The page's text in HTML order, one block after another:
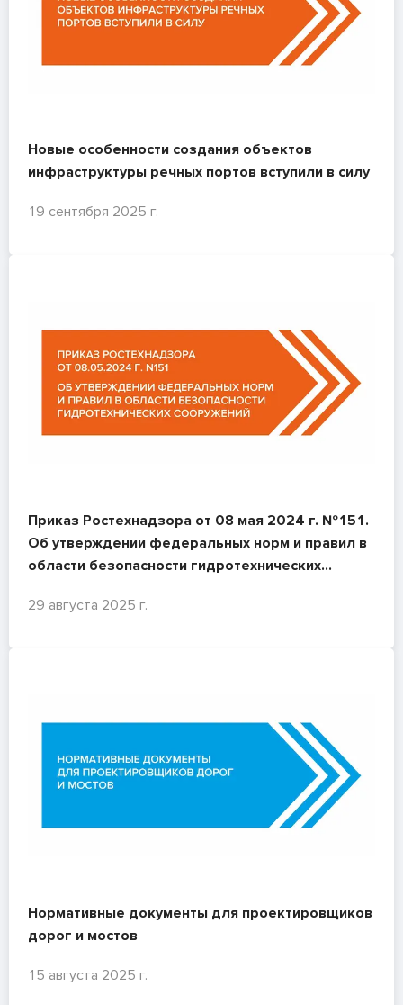
Новые особенности создания объектов
инфраструктуры речных портов вступили в силу
19 сентября 2025 г.
Приказ Ростехнадзора от 08 мая 2024 г. №151.
Об утверждении федеральных норм и правил в
области безопасности гидротехнических
безопасности гидротехнических сооружений
29 августа 2025 г.
Нормативные документы для проектировщиков
дорог и мостов
15 августа 2025 г.